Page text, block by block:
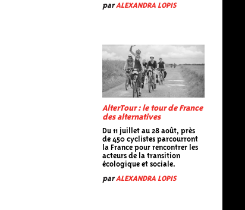
parALEXANDRA LOPIS
AlterTour : le tour de France
des alternatives
Du 11 juillet au 28 août, près
de 450 cyclistes parcourront
la France pour rencontrer les
acteurs de la transition
écologique et sociale.
parALEXANDRA LOPIS